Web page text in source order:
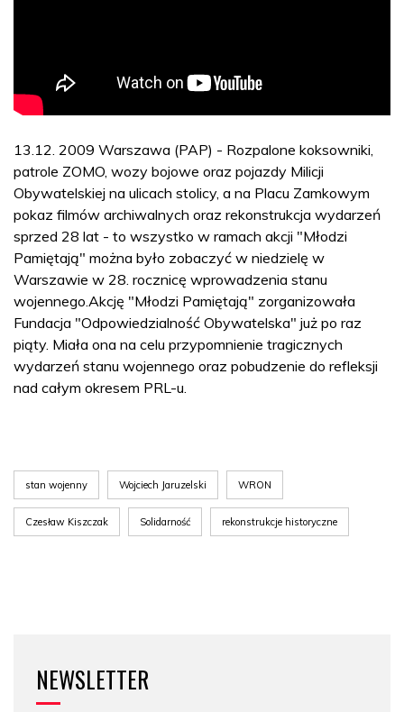
13.12. 2009 Warszawa (PAP) - Rozpalone koksowniki,
patrole ZOMO, wozy bojowe oraz pojazdy Milicji
Obywatelskiej na ulicach stolicy, a na Placu Zamkowym
pokaz filmów archiwalnych oraz rekonstrukcja wydarzeń
sprzed 28 lat - to wszystko w ramach akcji "Młodzi
Pamiętają" można było zobaczyć w niedzielę w
Warszawie w 28. rocznicę wprowadzenia stanu
wojennego.Akcję "Młodzi Pamiętają" zorganizowała
Fundacja "Odpowiedzialność Obywatelska" już po raz
piąty. Miała ona na celu przypomnienie tragicznych
wydarzeń stanu wojennego oraz pobudzenie do refleksji
nad całym okresem PRL-u.
stan wojenny Wojciech Jaruzelski WRON
Czesław Kiszczak Solidarność rekonstrukcje historyczne
NEWSLETTER